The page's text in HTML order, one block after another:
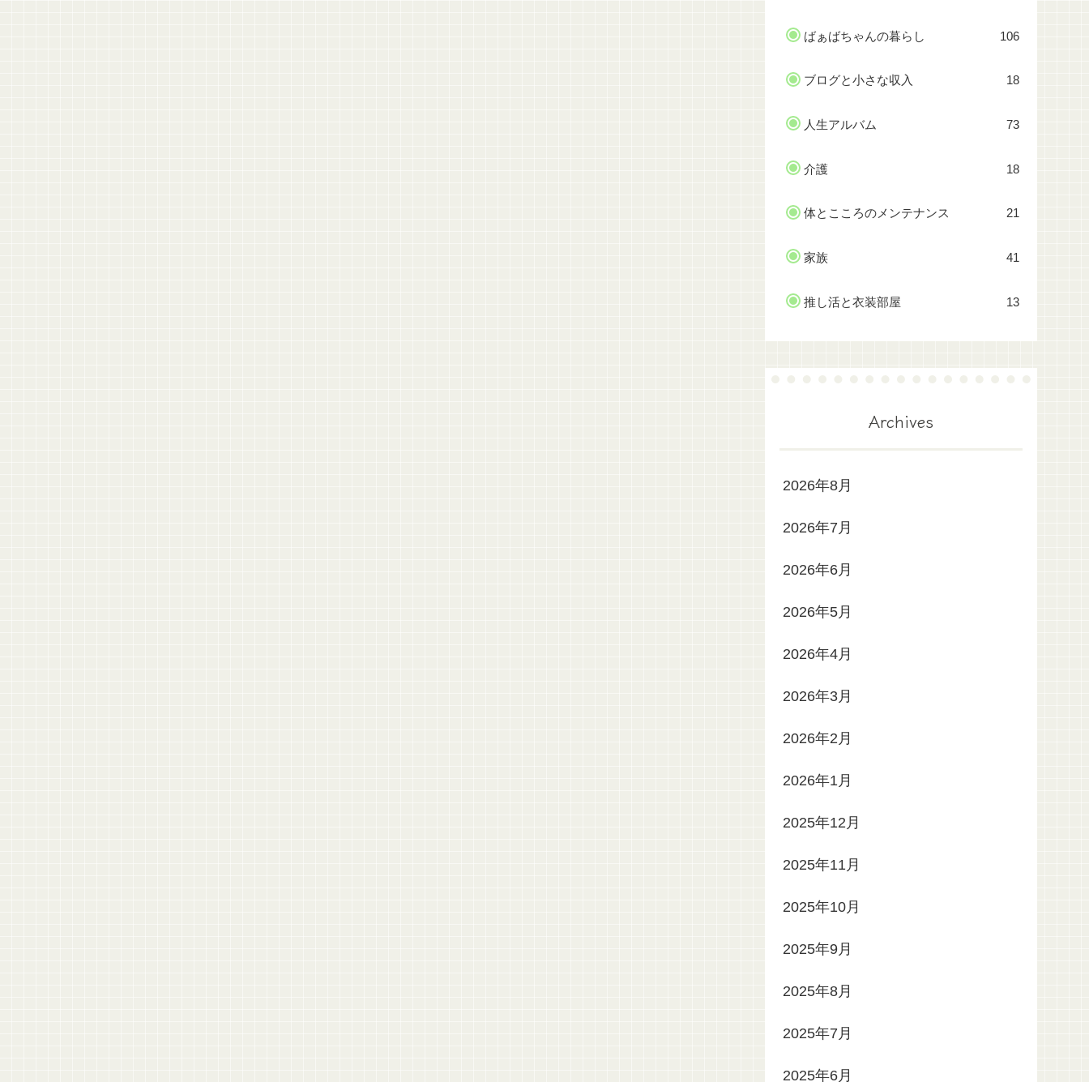
ばぁばちゃんの暮らし 106
ブログと小さな収入 18
人生アルバム 73
介護 18
体とこころのメンテナンス 21
家族 41
推し活と衣装部屋 13
Archives
2026年8月
2026年7月
2026年6月
2026年5月
2026年4月
2026年3月
2026年2月
2026年1月
2025年12月
2025年11月
2025年10月
2025年9月
2025年8月
2025年7月
2025年6月